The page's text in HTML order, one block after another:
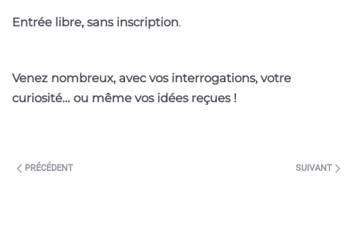
Entrée libre, sans inscription.
Venez nombreux, avec vos interrogations, votre
curiosité… ou même vos idées reçues !
PRÉCÉDENT SUIVANT